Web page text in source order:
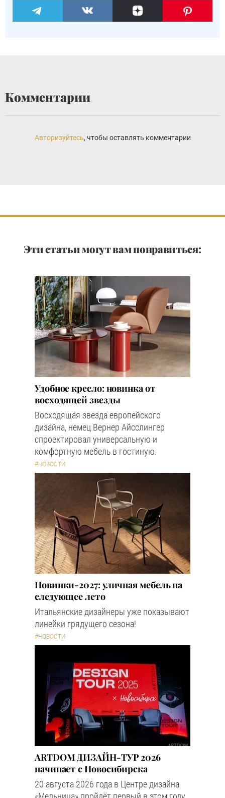
Комментарии
Авторизуйтесь, чтобы оставлять комментарии
Эти статьи могут вам понравиться:
Удобное кресло: новинка от
восходящей звезды
Восходящая звезда европейского
дизайна, немец Вернер Айсслингер
спроектировал универсальную и
комфортную мебель в гостиную.
#НОВОСТИ
Новинки-2027: уличная мебель на
следующее лето
Итальянские дизайнеры уже показывают
линейки грядущего сезона!
#НОВОСТИ
ARTDOM ДИЗАЙН-ТУР 2026
начинает с Новосибирска
20 августа 2026 года в Центре дизайна